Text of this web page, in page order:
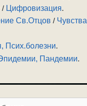
/ Цифровизация.
Св.Отцов / Чувства
Псих.болезни.
Пандемии.